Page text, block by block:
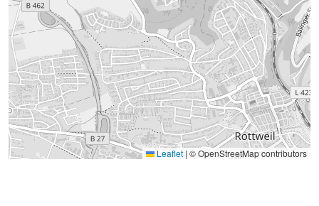
Leaflet | © OpenStreetMap contributors